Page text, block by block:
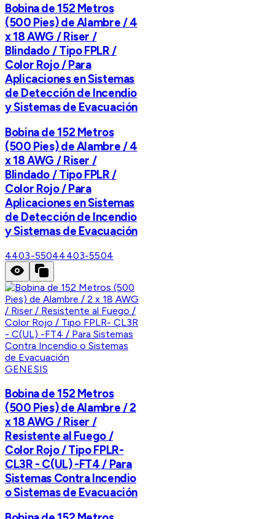
Bobina de 152 Metros
(500 Pies) de Alambre / 4
x 18 AWG / Riser /
Blindado / Tipo FPLR /
Color Rojo / Para
Aplicaciones en Sistemas
de Detección de Incendio
y Sistemas de Evacuación
Bobina de 152 Metros
(500 Pies) de Alambre / 4
x 18 AWG / Riser /
Blindado / Tipo FPLR /
Color Rojo / Para
Aplicaciones en Sistemas
de Detección de Incendio
y Sistemas de Evacuación
4403-55044403-5504
GENESIS
Bobina de 152 Metros
(500 Pies) de Alambre / 2
x 18 AWG / Riser /
Resistente al Fuego /
Color Rojo / Tipo FPLR-
CL3R - C(UL) -FT4 / Para
Sistemas Contra Incendio
o Sistemas de Evacuación